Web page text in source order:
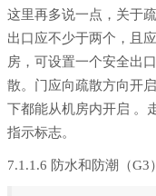
这里再多说一点，关于
出口应不少于两个，且
房，可设置一个安全出
散。门应向疏散方向开
下都能从机房内开启 。
指示标志。
7.1.1.6 防水和防潮（G3）